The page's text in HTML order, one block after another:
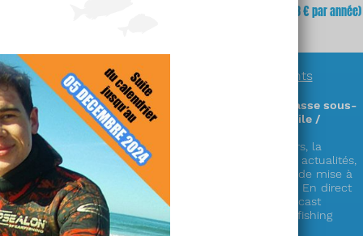
(soit 64,68 € par année)
En savoir plus sur nos abonnements
Des informations exclusives sur la chasse sous-
marine en accès illimité (sur PC / mobile /
tablette) !
Découvrez plus de 300 zones & parcours, la
réglementation complète en France, les actualités,
la faune, la cuisine de la mer, les cales de mise à
l’eau,
le showroom matériel, les vidéos « En direct
du littoral », nos émissions radio en podcast
« Mémoire de chasse » et le live « spearfishing
experience » !